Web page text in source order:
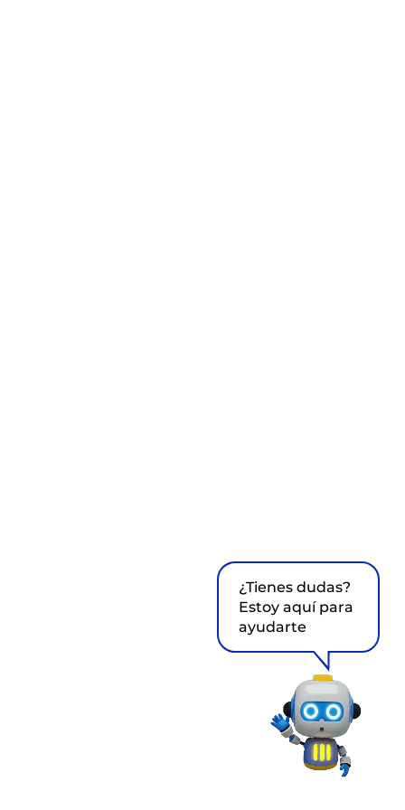
¿Tienes dudas?
Estoy aquí para
ayudarte